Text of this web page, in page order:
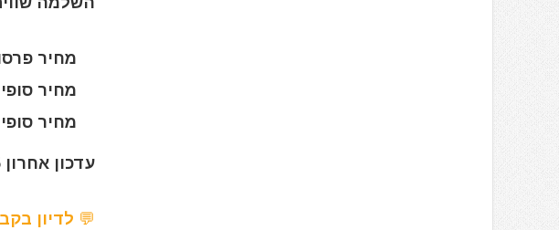
מחיר פרסום:
מחיר סופי
מחיר סופי
עדכון אחרון 20.12.2025 בשעה 12:47
💬 לדיון